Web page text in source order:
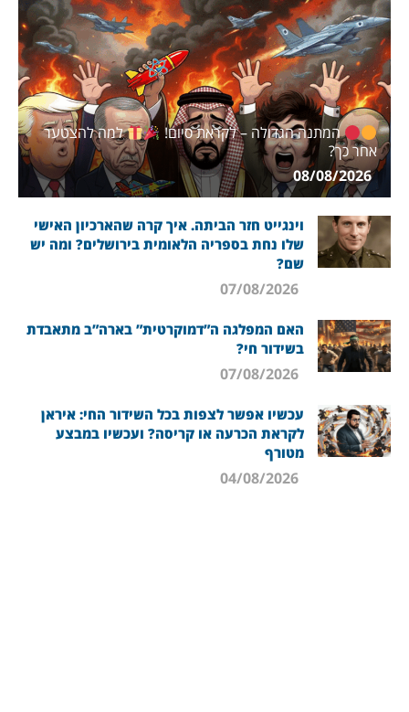
המתנה הגדולה – לקראת סיום!
למה להצטער
אחר כך?
08/08/2026
וינגייט חזר הביתה. איך קרה שהארכיון האישי
שלו נחת בספריה הלאומית בירושלים? ומה יש
שם?
האם המפלגה ה”דמוקרטית” בארה”ב מתאבדת
בשידור חי?
עכשיו אפשר לצפות בכל השידור החי: איראן
לקראת הכרעה או קריסה? ועכשיו במבצע
מטורף